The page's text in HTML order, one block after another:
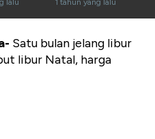
lalu
Saat Puasa hingga
Lebaran
1 tahun yang lalu
Satu bulan jelang libur
libur Natal, harga